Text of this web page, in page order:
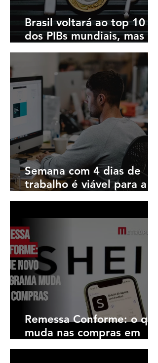
Brasil voltará ao top 10
dos PIBs mundiais, mas
isso não importa muito
Semana com 4 dias de
trabalho é viável para a
economia brasileira?
Remessa Conforme: o que
muda nas compras em
sites estrangeiros com